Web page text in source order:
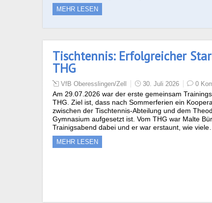
MEHR LESEN
Tischtennis: Erfolgreicher
THG
VfB Oberesslingen/Zell 30. Juli 2026 0
Am 29.07.2026 war der erste gemeinsam
THG. Ziel ist, dass nach Sommerferien ein
zwischen der Tischtennis-Abteilung und dem
Gymnasium aufgesetzt ist. Vom THG war Malte
Trainigsabend dabei und er war erstaunt, wie viele…
MEHR LESEN